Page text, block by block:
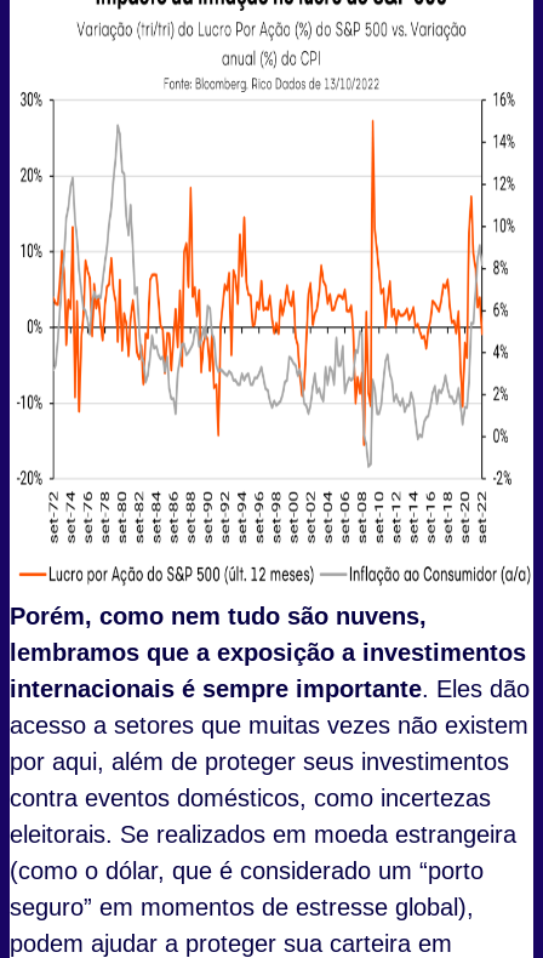
Porém, como nem tudo são nuvens,
lembramos que a exposição a investimentos
internacionais é sempre importante. Eles dão
acesso a setores que muitas vezes não existem
por aqui, além de proteger seus investimentos
contra eventos domésticos, como incertezas
eleitorais. Se realizados em moeda estrangeira
(como o dólar, que é considerado um “porto
seguro” em momentos de estresse global),
podem ajudar a proteger sua carteira em